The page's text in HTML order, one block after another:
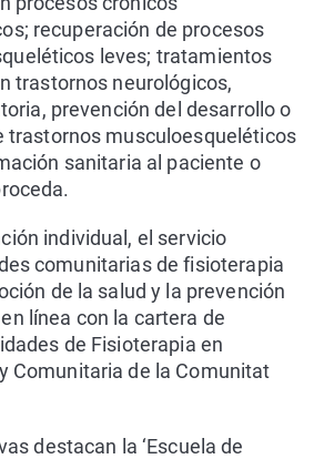
recuperación de procesos
leves; tratamientos
trastornos neurológicos,
prevención del desarrollo o
trastornos musculoesqueléticos
sanitaria al paciente o
individual, el servicio
comunitarias de fisioterapia
de la salud y la prevención
línea con la cartera de
de Fisioterapia en
Comunitaria de la Comunitat
destacan la ‘Escuela de